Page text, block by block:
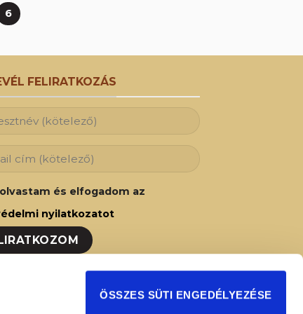
ÖSSZES SÜTI ENGEDÉLYEZÉSE
6
FELIRATKOZÁS
és elfogadom az
nyilatkozatot
fel hírlevelünkre és Ön is az elsők
értesülni legújabb akcióinkról,